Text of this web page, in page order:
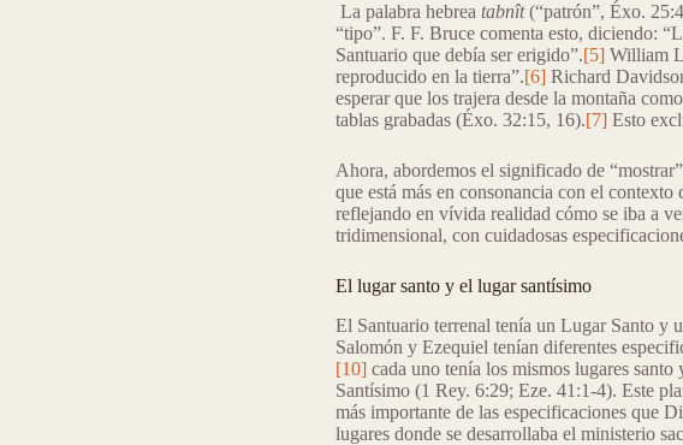
La palabra hebrea tabnît(“patrón”, Éxo.
“tipo”. F. F. Bruce comenta esto, diciendo:
Santuario que debía ser erigido”.[5]William
reproducido en la tierra”.[6]Richard
esperar que los trajera desde la montaña
tablas grabadas (Éxo. 32:15, 16).[7]Esto
Ahora, abordemos el significado de
que está más en consonancia con el
reflejando en vívida realidad cómo se iba a
tridimensional, con cuidadosas
El lugar santo y el lugar santísimo
El Santuario terrenal tenía un Lugar Santo y
Salomón y Ezequiel tenían diferentes
[10]cada uno tenía los mismos lugares
Santísimo (1 Rey. 6:29; Eze. 41:1-4). Este
más importante de las especificaciones que
lugares donde se desarrollaba el ministerio